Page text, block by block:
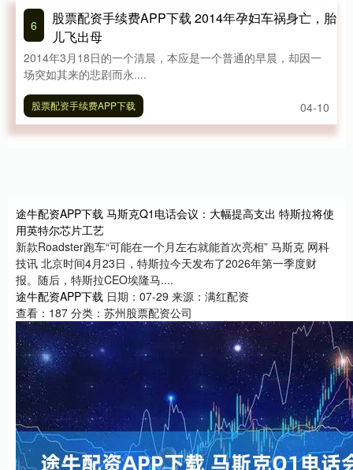
6
股票配资手续费APP下载 2014年孕妇车祸身亡，胎
儿飞出母
2014年3月18日的一个清晨，本应是一个普通的早晨，却因一
场突如其来的悲剧而永....
股票配资手续费APP下载 04-10
途牛配资APP下载 马斯克Q1电话会议：大幅提高支出 特斯拉将使
用英特尔芯片工艺
新款Roadster跑车“可能在一个月左右就能首次亮相” 马斯克 网科
技讯 北京时间4月23日，特斯拉今天发布了2026年第一季度财
报。随后，特斯拉CEO埃隆马....
途牛配资APP下载 日期：07-29 来源：满红配资
查看： 187 分类： 苏州股票配资公司